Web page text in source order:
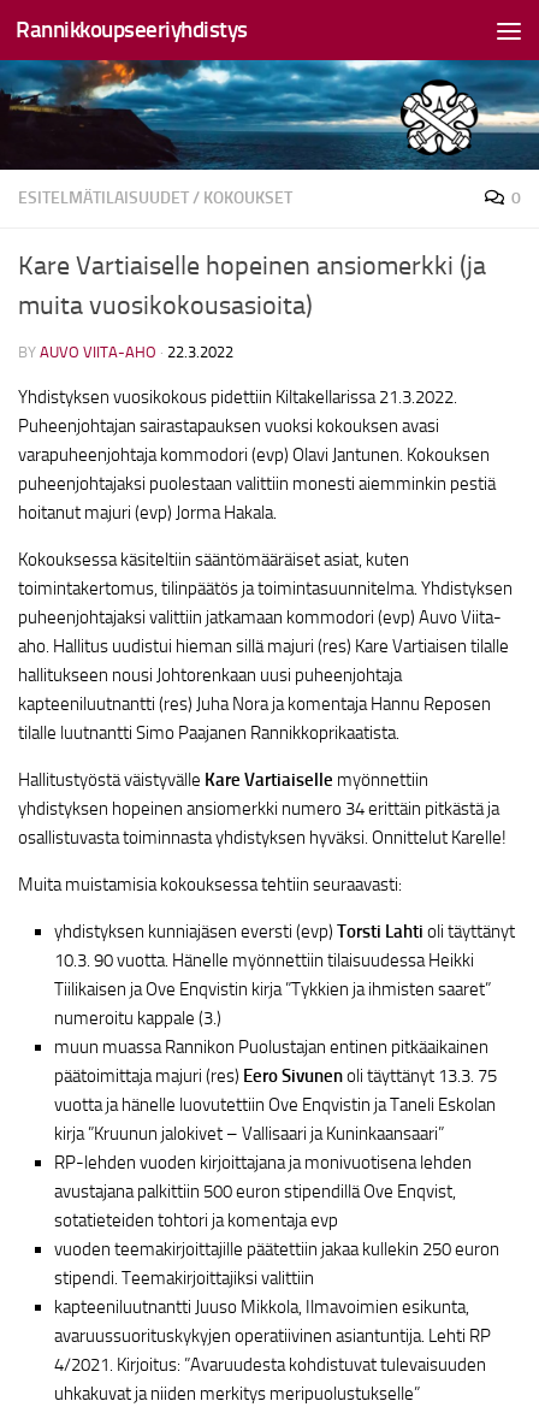
Skip to content
Rannikkoupseeriyhdistys
ESITELMÄTILAISUUDET/ KOKOUKSET 0
Kare Vartiaiselle hopeinen ansiomerkki (ja
muita vuosikokousasioita)
BY AUVO VIITA-AHO · 22.3.2022
Yhdistyksen vuosikokous pidettiin Kiltakellarissa 21.3.2022.
Puheenjohtajan sairastapauksen vuoksi kokouksen avasi
varapuheenjohtaja kommodori (evp) Olavi Jantunen. Kokouksen
puheenjohtajaksi puolestaan valittiin monesti aiemminkin pestiä
hoitanut majuri (evp) Jorma Hakala.
Kokouksessa käsiteltiin sääntömääräiset asiat, kuten
toimintakertomus, tilinpäätös ja toimintasuunnitelma. Yhdistyksen
puheenjohtajaksi valittiin jatkamaan kommodori (evp) Auvo Viita-
aho. Hallitus uudistui hieman sillä majuri (res) Kare Vartiaisen tilalle
hallitukseen nousi Johtorenkaan uusi puheenjohtaja
kapteeniluutnantti (res) Juha Nora ja komentaja Hannu Reposen
tilalle luutnantti Simo Paajanen Rannikkoprikaatista.
Hallitustyöstä väistyvälle Kare Vartiaiselle myönnettiin
yhdistyksen hopeinen ansiomerkki numero 34 erittäin pitkästä ja
osallistuvasta toiminnasta yhdistyksen hyväksi. Onnittelut Karelle!
Muita muistamisia kokouksessa tehtiin seuraavasti:
yhdistyksen kunniajäsen eversti (evp) Torsti Lahti oli täyttänyt
10.3. 90 vuotta. Hänelle myönnettiin tilaisuudessa Heikki
Tiilikaisen ja Ove Enqvistin kirja ”Tykkien ja ihmisten saaret”
numeroitu kappale (3.)
muun muassa Rannikon Puolustajan entinen pitkäaikainen
päätoimittaja majuri (res) Eero Sivunenoli täyttänyt 13.3. 75
vuotta ja hänelle luovutettiin Ove Enqvistin ja Taneli Eskolan
kirja ”Kruunun jalokivet – Vallisaari ja Kuninkaansaari”
RP-lehden vuoden kirjoittajana ja monivuotisena lehden
avustajana palkittiin 500 euron stipendillä Ove Enqvist,
sotatieteiden tohtori ja komentaja evp
vuoden teemakirjoittajille päätettiin jakaa kullekin 250 euron
stipendi. Teemakirjoittajiksi valittiin
kapteeniluutnantti Juuso Mikkola, Ilmavoimien esikunta,
avaruussuorituskykyjen operatiivinen asiantuntija. Lehti RP
4/2021. Kirjoitus: ”Avaruudesta kohdistuvat tulevaisuuden
uhkakuvat ja niiden merkitys meripuolustukselle”